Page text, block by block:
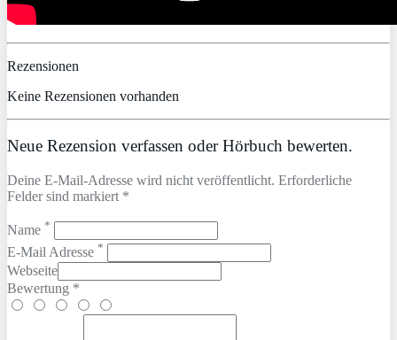
Rezensionen
Keine Rezensionen vorhanden
Neue Rezension verfassen oder Hörbuch bewerten.
Deine E-Mail-Adresse wird nicht veröffentlicht. Erforderliche
Felder sind markiert *
Name *
E-Mail Adresse *
Webseite
Bewertung *